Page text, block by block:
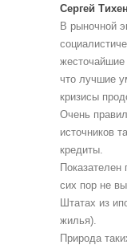
Сергей
В рыночной
жесточайшие
что лучшие
кризисы
Очень
источников
кредиты.
Показателен
сих пор не
Штатах из
жилья).
Природа